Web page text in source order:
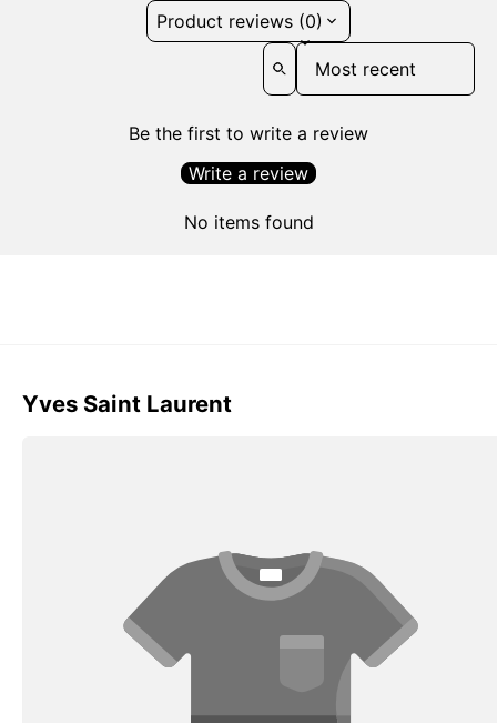
Product reviews (0)
Sort reviews by
Be the first to write a review
Write a review
No items found
Yves Saint Laurent